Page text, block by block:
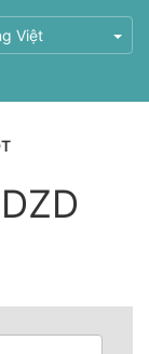
Việt